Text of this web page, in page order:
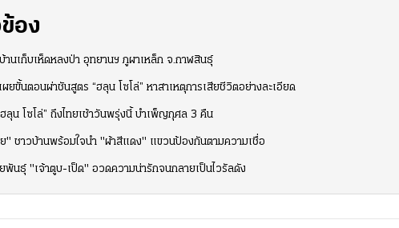
อง
านเก็บเห็ดหลงป่า อุทยานฯ ภูผาเหล็ก จ.กาฬสินธุ์
ยขั้นตอนผ่าชันสูตร “ฮลุน โซโล่” หาสาเหตุการเสียชีวิตอย่างละเอียด
ลุน โซโล่” ถึงไทยเช้าวันพรุ่งนี้ บำเพ็ญกุศล 3 คืน
ชาวบ้านพร้อมใจนำ "ผ้าสีแดง" แขวนป้องกันตามความเชื่อ
พันธุ์ "เจ้าตูบ-เป็ด" อวดความน่ารักจนกลายเป็นไวรัลดัง